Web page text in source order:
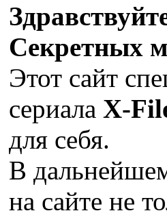
Секретных
Этот сайт
сериала X-
для себя.
В
на сайте не